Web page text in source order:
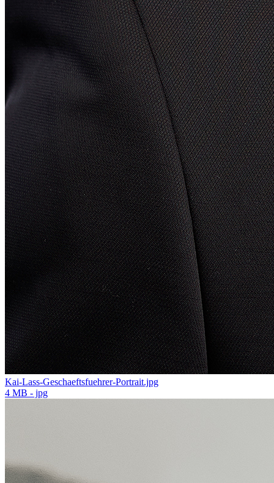
Kai-Lass-Geschaeftsfuehrer-Portrait.jpg
4 MB - jpg